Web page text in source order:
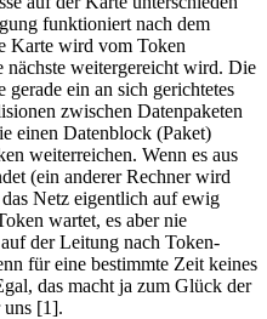
funktioniert nach dem
Karte wird vom Token
nächste weitergereicht wird. Die
ein an sich gerichtetes
zwischen Datenpaketen
einen Datenblock (Paket)
weiterreichen. Wenn es aus
(ein anderer Rechner wird
Netz eigentlich auf ewig
wartet, es aber nie
der Leitung nach Token-
für eine bestimmte Zeit keines
das macht ja zum Glück der
[1].